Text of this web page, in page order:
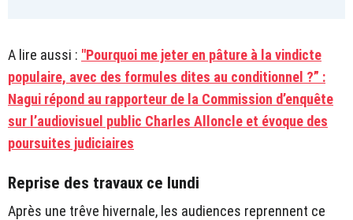
A lire aussi : "Pourquoi me jeter en pâture à la vindicte
populaire, avec des formules dites au conditionnel ?” :
Nagui répond au rapporteur de la Commission d’enquête
sur l’audiovisuel public Charles Alloncle et évoque des
poursuites judiciaires
Reprise des travaux ce lundi
Après une trêve hivernale, les audiences reprennent ce